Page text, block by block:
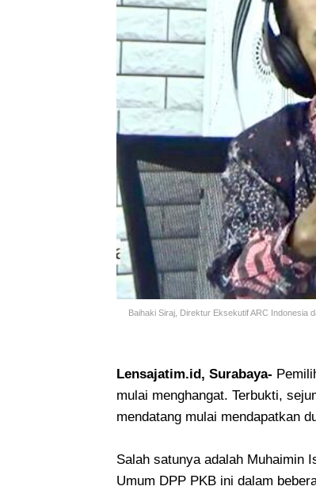
Baihaki Siraj, Direktur Eksekutif ARC Indonesia
Lensajatim.id, Surabaya-
mulai menghangat. Terbukti,
mendatang mulai mendapatkan
Salah satunya adalah Muhaimin
Umum DPP PKB ini dalam